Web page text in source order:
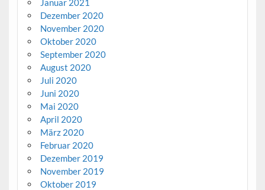
Dezember 2020
November 2020
Oktober 2020
September 2020
August 2020
Juli 2020
Juni 2020
Mai 2020
April 2020
März 2020
Februar 2020
Dezember 2019
November 2019
Oktober 2019